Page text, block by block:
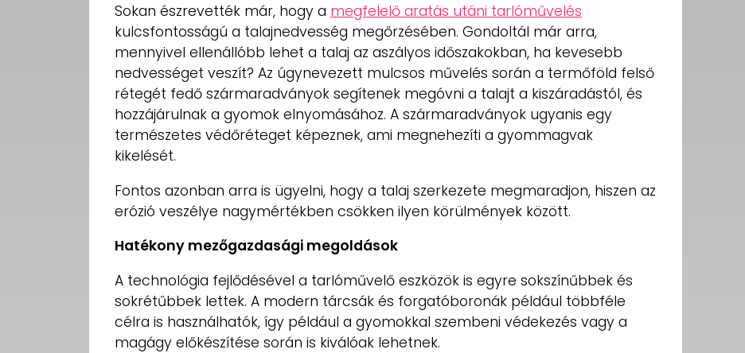
Sokan észrevették már, hogy a megfelelő aratás utáni tarlóművelés
kulcsfontosságú a talajnedvesség megőrzésében. Gondoltál már arra,
mennyivel ellenállóbb lehet a talaj az aszályos időszakokban, ha kevesebb
nedvességet veszít? Az úgynevezett mulcsos művelés során a termőföld felső
rétegét fedő szármaradványok segítenek megóvni a talajt a kiszáradástól, és
hozzájárulnak a gyomok elnyomásához. A szármaradványok ugyanis egy
természetes védőréteget képeznek, ami megnehezíti a gyommagvak
kikelését.
Fontos azonban arra is ügyelni, hogy a talaj szerkezete megmaradjon, hiszen az
erózió veszélye nagymértékben csökken ilyen körülmények között.
Hatékony mezőgazdasági megoldások
A technológia fejlődésével a tarlóművelő eszközök is egyre sokszínűbbek és
sokrétűbbek lettek. A modern tárcsák és forgatóboronák például többféle
célra is használhatók, így például a gyomokkal szembeni védekezés vagy a
magágy előkészítése során is kiválóak lehetnek.